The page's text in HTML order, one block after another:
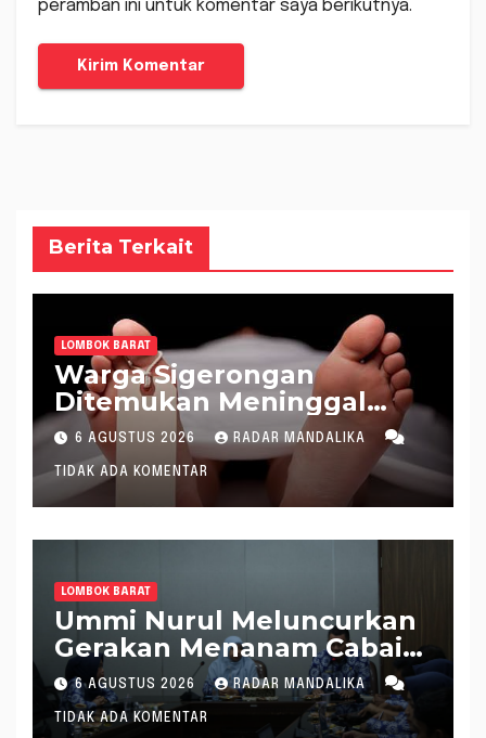
peramban ini untuk komentar saya berikutnya.
Berita Terkait
LOMBOK BARAT
Warga Sigerongan
Ditemukan Meninggal
saat Setrum Ikan di
Sungai
6 AGUSTUS 2026 RADAR MANDALIKA
TIDAK ADA KOMENTAR
LOMBOK BARAT
Ummi Nurul Meluncurkan
Gerakan Menanam Cabai
Tangani Inflasi
6 AGUSTUS 2026 RADAR MANDALIKA
TIDAK ADA KOMENTAR